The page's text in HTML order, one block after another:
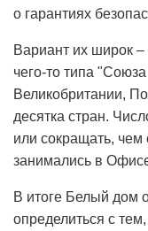
о гарантиях
Вариант их широк
чего-то типа
Великобритании,
десятка стран.
или сокращать, чем
занимались в
В итоге Белый дом
определиться с